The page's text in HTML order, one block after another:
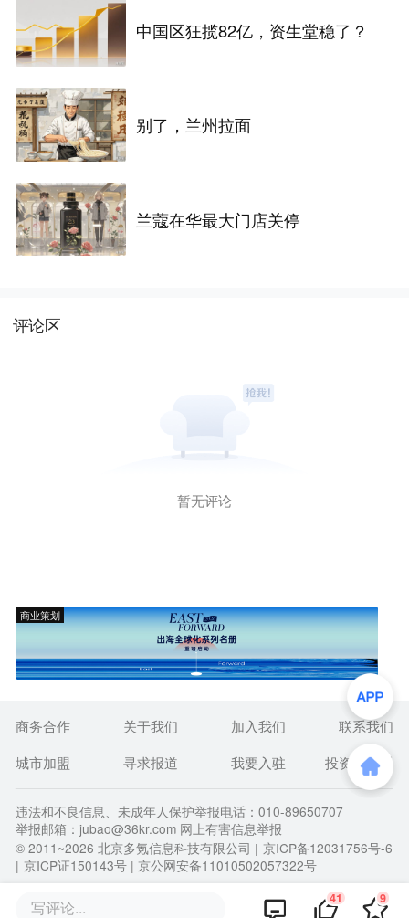
中国区狂揽82亿，资生堂稳了？
别了，兰州拉面
兰蔻在华最大门店关停
评论区
暂无评论
商业策划
写评论... 41 9
商务合作 关于我们 加入我们
联系我们
城市加盟
寻求报道 我要入驻 投资者关系
违法和不良信息、未成年人保护举报电话：010-89650707
举报邮箱：jubao@36kr.com 网上有害信息举报
© 2011~2026 北京多氪信息科技有限公司 | 京ICP备12031756号-6
| 京ICP证150143号 | 京公网安备11010502057322号